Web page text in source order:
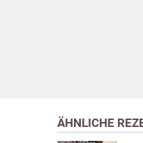
ÄHNLICHE